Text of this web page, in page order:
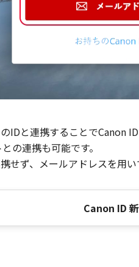
と連携することでCanon
の連携も可能です。
ず、メールアドレスを用い
Canon ID